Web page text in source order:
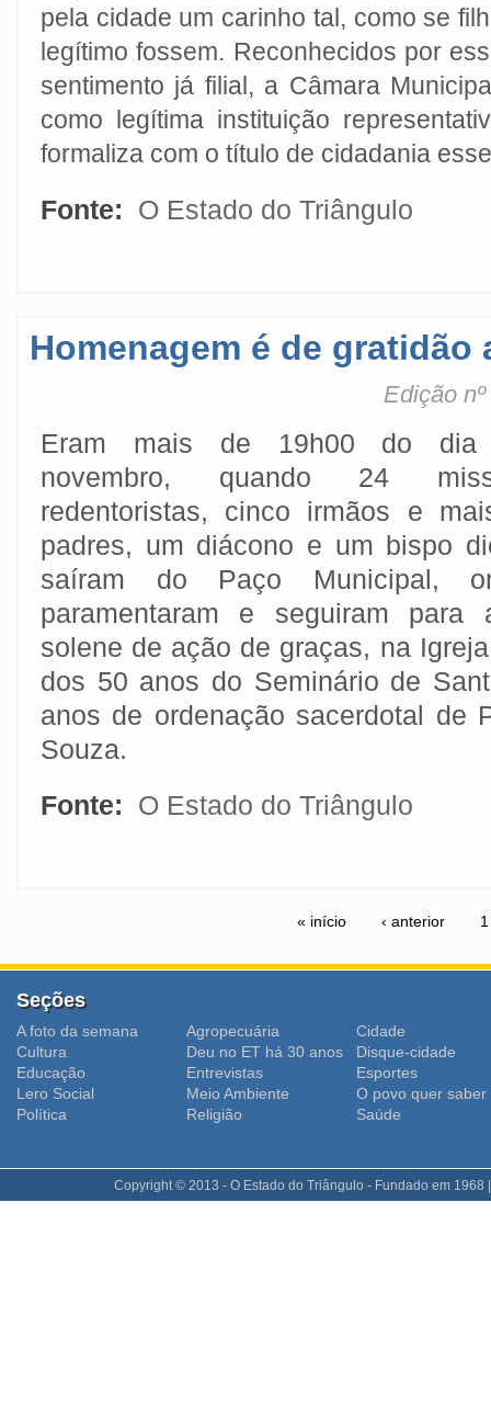
pela cidade um carinho tal, como se
legítimo fossem. Reconhecidos por
sentimento já filial, a Câmara
como legítima instituição
formaliza com o título de cidadania
Fonte: O Estado do Triângulo
Homenagem é de gratidão
Edição
Eram mais de 19h00 do
novembro, quando 24
redentoristas, cinco irmãos e
padres, um diácono e um bispo
saíram do Paço Municipal,
paramentaram e seguiram para
solene de ação de graças, na
dos 50 anos do Seminário de
anos de ordenação sacerdotal de
Souza.
Fonte:
O Estado do Triângulo
« início ‹ anterior 1
Seções
A foto da semana Agropecuária
Cidade
Cultura
Deu no ET há 30 anos
Disque-cidade
Educação
Entrevistas
Esportes
Lero Social
Meio Ambiente
O povo quer saber
Polí­tica
Religião Saúde
Copyright © 2013 - O Estado do Triângulo - Fundado em